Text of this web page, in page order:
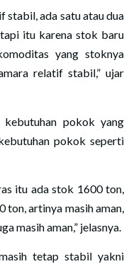
stabil, ada satu atau dua
itu karena stok baru
yang stoknya
relatif stabil,” ujar
kebutuhan pokok yang
pokok seperti
itu ada stok 1600 ton,
ton, artinya masih aman,
masih aman,” jelasnya.
tetap stabil yakni